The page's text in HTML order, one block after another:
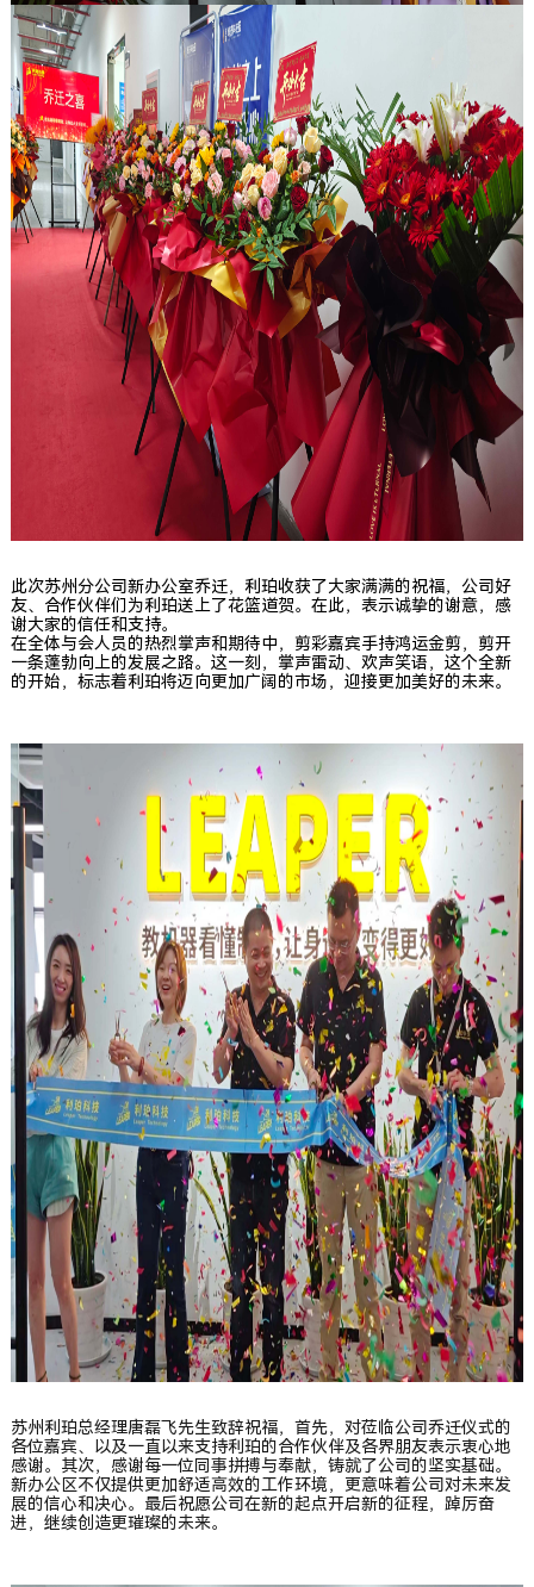
此次苏州分公司新办公室乔迁，利珀收获了大家满满的祝福，公司好
友、合作伙伴们为利珀送上了花篮道贺。在此，表示诚挚的谢意，感
谢大家的信任和支持。
在全体与会人员的热烈掌声和期待中，剪彩嘉宾手持鸿运金剪，剪开
一条蓬勃向上的发展之路。这一刻，掌声雷动、欢声笑语，这个全新
的开始，标志着利珀将迈向更加广阔的市场，迎接更加美好的未来。
苏州利珀总经理唐磊飞先生致辞祝福，首先，对莅临公司乔迁仪式的
各位嘉宾、以及一直以来支持利珀的合作伙伴及各界朋友表示衷心地
感谢。其次，感谢每一位同事拼搏与奉献，铸就了公司的坚实基础。
新办公区不仅提供更加舒适高效的工作环境，更意味着公司对未来发
展的信心和决心。最后祝愿公司在新的起点开启新的征程，踔厉奋
进，继续创造更璀璨的未来。